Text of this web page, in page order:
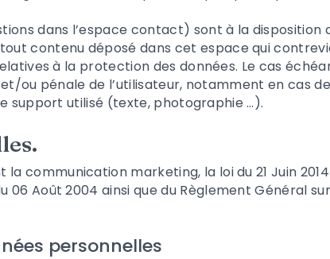
dans l’espace contact) sont à la disposition
contenu déposé dans cet espace qui
à la protection des données. Le cas
ou pénale de l’utilisateur, notamment en cas
support utilisé (texte, photographie …).
communication marketing, la loi du 21 Juin
06 Août 2004 ainsi que du Règlement Général
personnelles